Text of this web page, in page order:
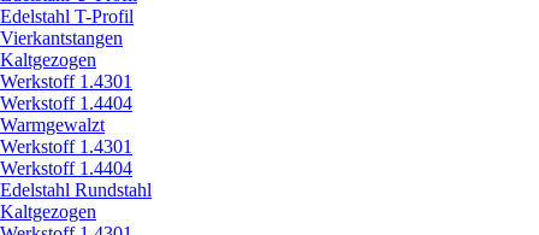
Edelstahl T-Profil
Vierkantstangen
Kaltgezogen
Werkstoff 1.4301
Werkstoff 1.4404
Warmgewalzt
Werkstoff 1.4301
Werkstoff 1.4404
Edelstahl Rundstahl
Kaltgezogen